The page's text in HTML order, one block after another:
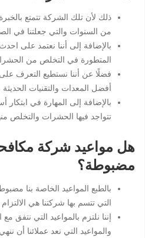
ذلك لأن تلك الشركة تتمتع
من السنوات والتي جعلتنا في
بالإضافة إلى أننا نعتمد على
المتطورة في التخلص من
فضلًا عن أننا نستطيع التعرف
أفضل المعدات والتقنيات
بالإضافة إلى المهارة في ابتكار
تتواجد فيها الحشرات والتخلص
هل مواعيد شركة
مضبوطة؟
بالطبع المواعيد الخاصة بنا
التي تتسم بها شركتنا هي
إننا نلتزم بالمواعيد التي نتفق
والمواعيد التي نعد عملائنا أن